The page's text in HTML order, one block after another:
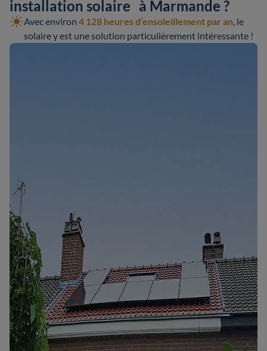
installation solaire à Marmande ?
Avec environ 4 128 heures d’ensoleillement par an, le
solaire y est une solution particulièrement intéressante !